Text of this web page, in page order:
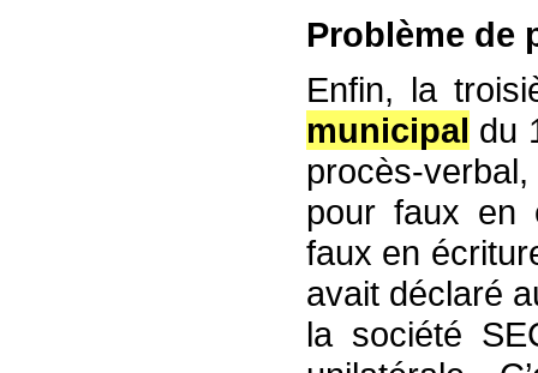
Problème de
Enfin, la
municipal du
procès-
pour faux en
faux en
avait déclaré
la société